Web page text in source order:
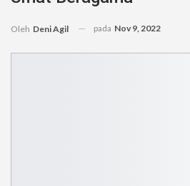
Oleh Deni Agil pada Nov 9, 2022